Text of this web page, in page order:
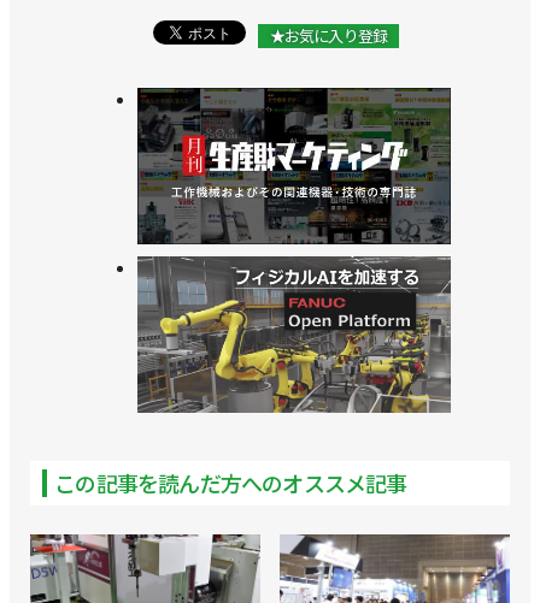
★お気に入り登録
この記事を読んだ方へのオススメ記事